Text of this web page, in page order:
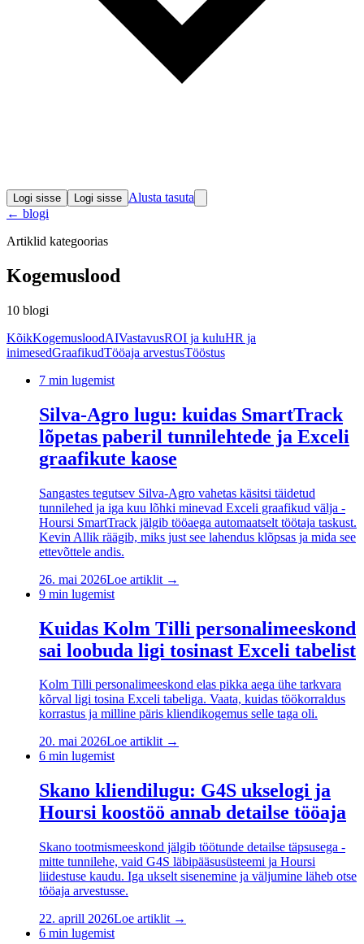
Logi sisse Logi sisse Alusta tasuta
← blogi
Artiklid kategoorias
Kogemuslood
10 blogi
KõikKogemusloodAIVastavusROI ja kuluHR ja
inimesedGraafikudTööaja arvestusTööstus
7 min lugemist
Silva-Agro lugu: kuidas SmartTrack
lõpetas paberil tunnilehtede ja Exceli
graafikute kaose
Sangastes tegutsev Silva-Agro vahetas käsitsi täidetud
tunnilehed ja iga kuu lõhki minevad Exceli graafikud välja -
Hoursi SmartTrack jälgib tööaega automaatselt töötaja taskust.
Kevin Allik räägib, miks just see lahendus klõpsas ja mida see
ettevõttele andis.
26. mai 2026Loe artiklit →
9 min lugemist
Kuidas Kolm Tilli personalimeeskond
sai loobuda ligi tosinast Exceli tabelist
Kolm Tilli personalimeeskond elas pikka aega ühe tarkvara
kõrval ligi tosina Exceli tabeliga. Vaata, kuidas töökorraldus
korrastus ja milline päris kliendikogemus selle taga oli.
20. mai 2026Loe artiklit →
6 min lugemist
Skano kliendilugu: G4S ukselogi ja
Hoursi koostöö annab detailse tööaja
Skano tootmismeeskond jälgib töötunde detailse täpsusega -
mitte tunnilehe, vaid G4S läbipääsusüsteemi ja Hoursi
liidestuse kaudu. Iga ukselt sisenemine ja väljumine läheb otse
tööaja arvestusse.
22. aprill 2026Loe artiklit →
6 min lugemist